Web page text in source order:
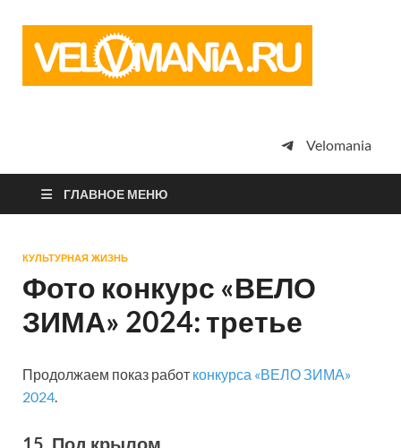
просто
Velomania
ГЛАВНОЕ МЕНЮ
КУЛЬТУРНАЯ ЖИЗНЬ
Фото конкурс «ВЕЛО
ЗИМА» 2024: третье
Продолжаем показ работ конкурса «ВЕЛО ЗИМА»
2024.
15. Под крылом